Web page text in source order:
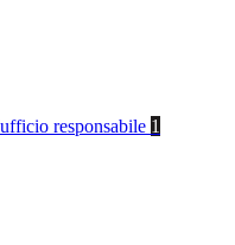
responsabile 1